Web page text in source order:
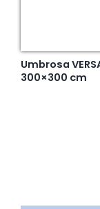
Umbrosa
300×300 cm